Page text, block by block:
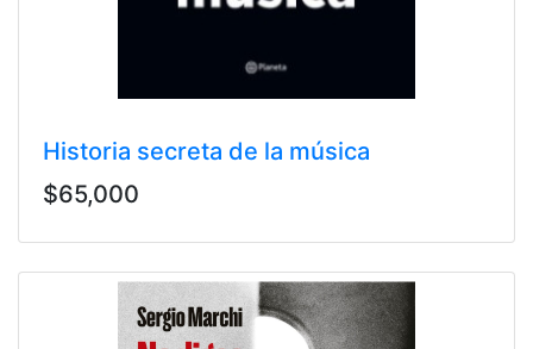
Historia secreta de la música
$65,000